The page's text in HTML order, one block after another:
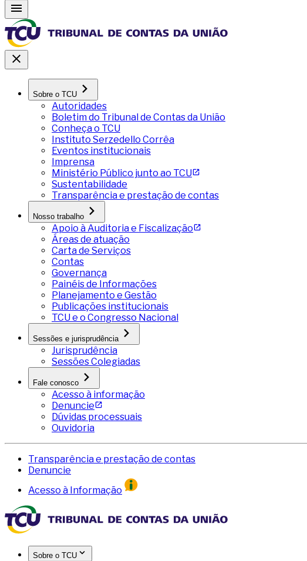
Sobre o TCU
Autoridades
Boletim do Tribunal de Contas da União
Conheça o TCU
Instituto Serzedello Corrêa
Eventos institucionais
Imprensa
Ministério Público junto ao TCU
Sustentabilidade
Transparência e prestação de contas
Nosso trabalho
Apoio à Auditoria e Fiscalização
Áreas de atuação
Carta de Serviços
Contas
Governança
Painéis de Informações
Planejamento e Gestão
Publicações institucionais
TCU e o Congresso Nacional
Sessões e jurisprudência
Jurisprudência
Sessões Colegiadas
Fale conosco
Acesso à informação
Denuncie
Dúvidas processuais
Ouvidoria
Transparência e prestação de contas
Denuncie
Acesso à Informação
Sobre o TCU